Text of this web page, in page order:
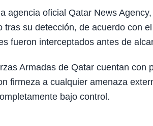
agencia oficial Qatar News
tras su detección, de acuerdo con
fueron interceptados antes de
Armadas de Qatar cuentan con
firmeza a cualquier amenaza
bajo control.